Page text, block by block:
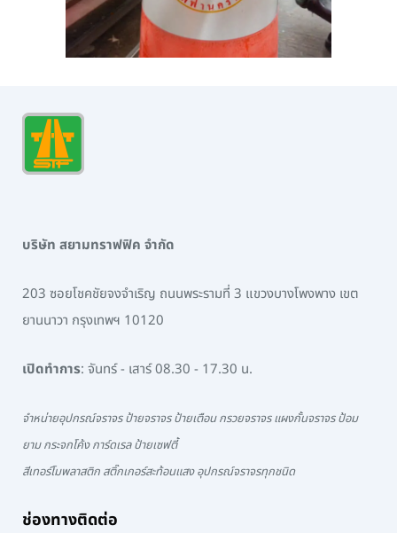
บริษัท สยามทราฟฟิค จำกัด
203 ซอยโชคชัยจงจำเริญ ถนนพระรามที่ 3 แขวงบางโพงพาง เขต
ยานนาวา กรุงเทพฯ 10120
เปิดทำการ: จันทร์ - เสาร์ 08.30 - 17.30 น.
จำหน่ายอุปกรณ์จราจร ป้ายจราจร ป้ายเตือน กรวยจราจร แผงกั้นจราจร ป้อม
ยาม กระจกโค้ง การ์ดเรล ป้ายเซฟตี้
สีเทอร์โมพลาสติก สติ๊กเกอร์สะท้อนแสง อุปกรณ์จราจรทุกชนิด
ช่องทางติดต่อ